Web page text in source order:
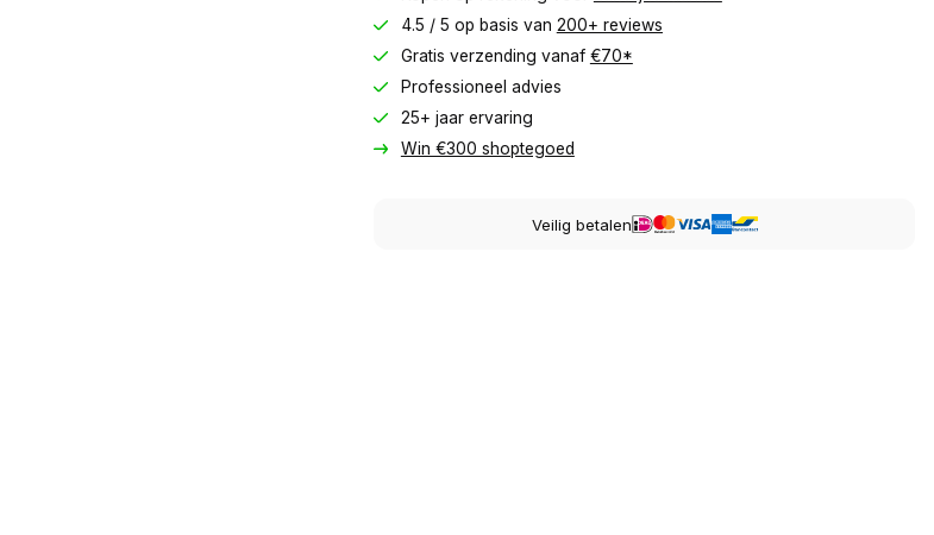
4.5 / 5 op basis van 200+ reviews
Gratis verzending vanaf €70*
Professioneel advies
25+ jaar ervaring
Win €300 shoptegoed
Veilig betalen